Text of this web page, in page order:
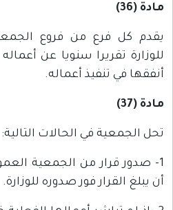
مادة (36)
يقدم كل فرع من فروع
للوزارة تقريرا سنويا عن
أنفقها في تنفيذ أعماله.
مادة (37)
تحل الجمعية في الحالات التالية:
1- صدور قرار من الجمعية
أن يبلغ القرار فور صدوره للوزارة.